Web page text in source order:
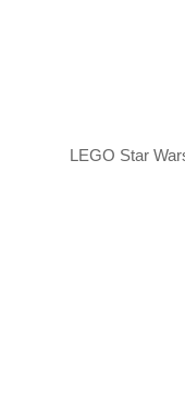
LEGO Star